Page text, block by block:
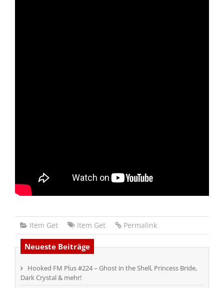
Item Get Item Get Permalink
Neueste Beiträge
Hooked FM Plus #224 – Ghost in the Shell, Princess Bride,
Dark Crystal & mehr!